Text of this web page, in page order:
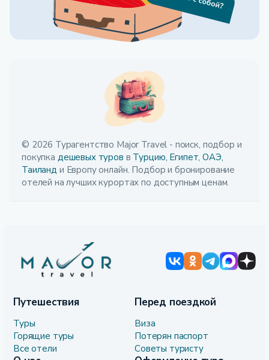
© 2026 Турагентство Major Travel - поиск, подбор и
покупка дешевых туров в Турцию, Египет, ОАЭ,
Таиланд и Европу онлайн. Подбор и бронирование
отелей на лучших курортах по доступным ценам.
Путешествия
Туры
Горящие туры
Все отели
Перед поездкой
Виза
Потерян паспорт
Советы туристу